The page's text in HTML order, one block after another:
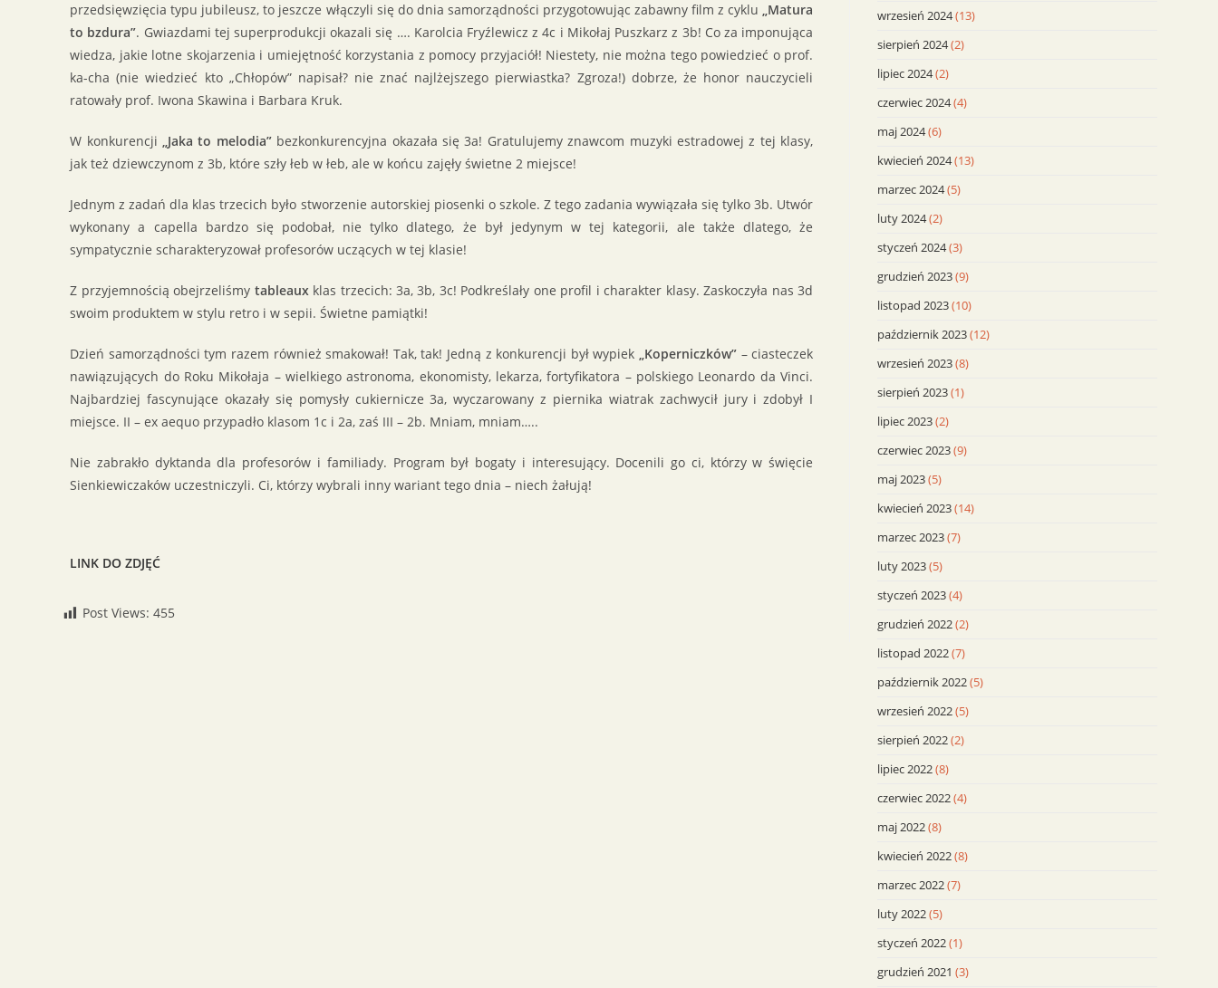
przedsięwzięcia typu jubileusz, to jeszcze włączyli się do dnia samorządności przygotowując zabawny film z cyklu „Matura
to bzdura”. Gwiazdami tej superprodukcji okazali się …. Karolcia Fryźlewicz z 4c i Mikołaj Puszkarz z 3b! Co za imponująca
wiedza, jakie lotne skojarzenia i umiejętność korzystania z pomocy przyjaciół! Niestety, nie można tego powiedzieć o prof.
ka-cha (nie wiedzieć kto „Chłopów” napisał? nie znać najlżejszego pierwiastka? Zgroza!) dobrze, że honor nauczycieli
ratowały prof. Iwona Skawina i Barbara Kruk.
W konkurencji „Jaka to melodia” bezkonkurencyjna okazała się 3a! Gratulujemy znawcom muzyki estradowej z tej klasy,
jak też dziewczynom z 3b, które szły łeb w łeb, ale w końcu zajęły świetne 2 miejsce!
Jednym z zadań dla klas trzecich było stworzenie autorskiej piosenki o szkole. Z tego zadania wywiązała się tylko 3b. Utwór
wykonany a capella bardzo się podobał, nie tylko dlatego, że był jedynym w tej kategorii, ale także dlatego, że
sympatycznie scharakteryzował profesorów uczących w tej klasie!
Z przyjemnością obejrzeliśmy tableauxklas trzecich: 3a, 3b, 3c! Podkreślały one profil i charakter klasy. Zaskoczyła nas 3d
swoim produktem w stylu retro i w sepii. Świetne pamiątki!
Dzień samorządności tym razem również smakował! Tak, tak! Jedną z konkurencji był wypiek „Koperniczków”– ciasteczek
nawiązujących do Roku Mikołaja – wielkiego astronoma, ekonomisty, lekarza, fortyfikatora – polskiego Leonardo da Vinci.
Najbardziej fascynujące okazały się pomysły cukiernicze 3a, wyczarowany z piernika wiatrak zachwycił jury i zdobył I
miejsce. II – ex aequo przypadło klasom 1c i 2a, zaś III – 2b. Mniam, mniam…..
Nie zabrakło dyktanda dla profesorów i familiady. Program był bogaty i interesujący. Docenili go ci, którzy w święcie
Sienkiewiczaków uczestniczyli. Ci, którzy wybrali inny wariant tego dnia – niech żałują!
LINK DO ZDJĘĆ
Post Views: 455
wrzesień 2024(13)
sierpień 2024(2)
lipiec 2024(2)
czerwiec 2024(4)
maj 2024(6)
kwiecień 2024(13)
marzec 2024(5)
luty 2024(2)
styczeń 2024(3)
grudzień 2023(9)
listopad 2023(10)
październik 2023(12)
wrzesień 2023(8)
sierpień 2023(1)
lipiec 2023(2)
czerwiec 2023(9)
maj 2023(5)
kwiecień 2023(14)
marzec 2023(7)
luty 2023(5)
styczeń 2023(4)
grudzień 2022(2)
listopad 2022(7)
październik 2022(5)
wrzesień 2022(5)
sierpień 2022(2)
lipiec 2022(8)
czerwiec 2022(4)
maj 2022(8)
kwiecień 2022(8)
marzec 2022(7)
luty 2022(5)
styczeń 2022(1)
grudzień 2021 (3)